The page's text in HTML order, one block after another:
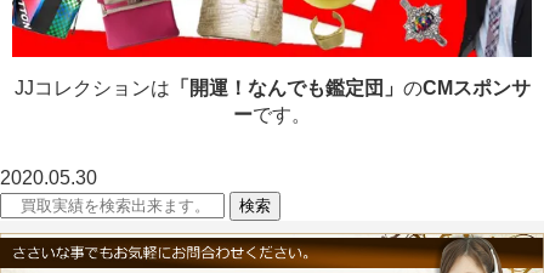
JJコレクションは 「開運！なんでも鑑定団」 のCMスポンサ
ーです。
2020.05.30